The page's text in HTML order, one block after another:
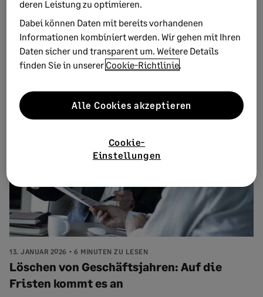
22. JANUAR 2026 9 MINUTEN ZU LESEN
Mitarbeiterhandbuch: Inhalt und
Erstellung
Erfahren Sie, wie Sie ein Mitarbeiterhandbuch erstellen, das
Compliance, Kultur und Klarheit fördert – mit Inhalten,
13. JANUAR 2026 6 MINUTEN ZU LESEN
Löschen von Geschäftsjahren: Auf die
Fristen kommt es an
deren Leistung zu optimieren.
Dabei können Daten mit bereits vorhandenen
Informationen kombiniert werden. Wir gehen mit Ihren
Daten sicher und transparent um. Weitere Details
finden Sie in unserer Cookie-Richtlinie.
Cookie-
Einstellungen
Alle Cookies akzeptieren